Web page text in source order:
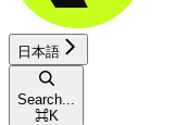
日本語
Search...
⌘K